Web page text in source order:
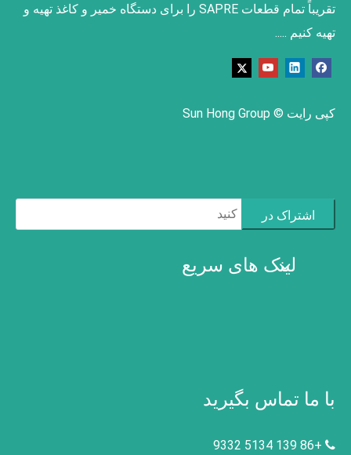
تقریباً تمام قطعات SAPRE را برای دستگاه خمیر و کاغذ تهیه و
تهیه کنیم .....
کپی رایت © Sun Hong Group
اشتراک در
لینک های سریع
با ما تماس بگیرید

+86 139 5134 9332